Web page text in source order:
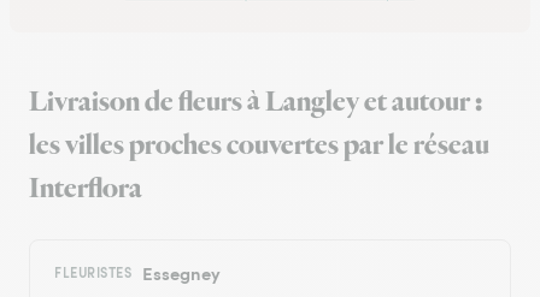
Livraison de fleurs à Langley et autour :
les villes proches couvertes par le réseau
Interflora
FLEURISTES Essegney